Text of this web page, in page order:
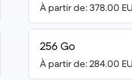
À partir de: 378.00
256 Go
À partir de: 284.00